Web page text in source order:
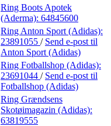
Ring Boots Apotek
(Aderma): 64845600
Ring Anton Sport (Adidas):
23891055 / Send e-post til
Anton Sport (Adidas)
Ring Fotballshop (Adidas):
23691044 / Send e-post til
Fotballshop (Adidas)
Ring Grændsens
Skotøimagazin (Adidas):
63819555